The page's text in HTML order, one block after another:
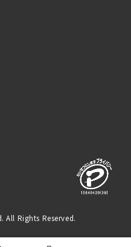
All Rights Reserved.